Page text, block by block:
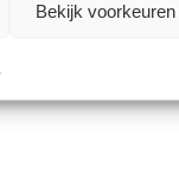
Bekijk voorkeuren